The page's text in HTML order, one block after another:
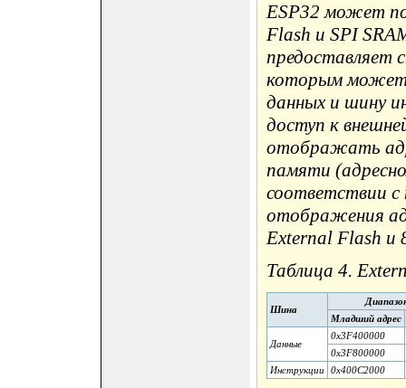
ESP32 может
Flash и SPI
предоставляет
которым может
данных и шину
доступ к
отображать
памяти
соответствии
отображения
External Flash и
Таблица 4.
Шина
Младший адрес
Данные
0x3F400000
0x3F800000
Инструкции
0x400C2000